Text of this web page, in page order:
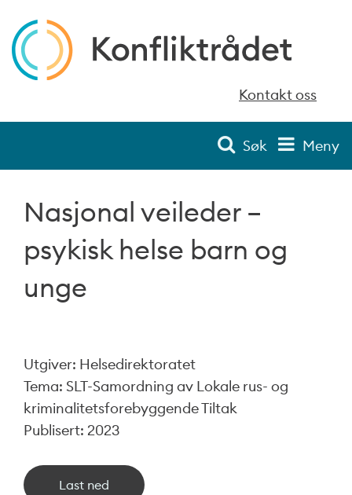
Kontakt oss
Søk Meny
Nasjonal veileder –
psykisk helse barn og
unge
Utgiver: Helsedirektoratet
Tema: SLT-Samordning av Lokale rus- og
kriminalitetsforebyggende Tiltak
Publisert: 2023
Last ned